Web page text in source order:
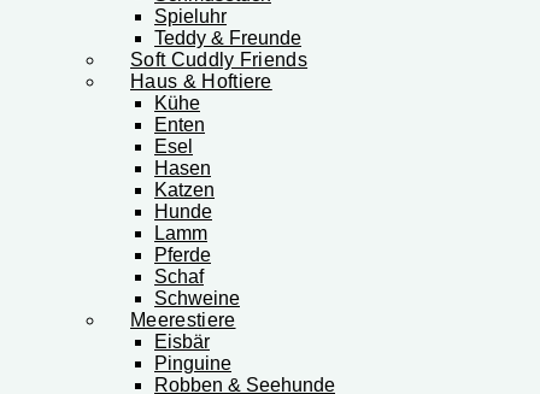
Spieluhr
Teddy & Freunde
Soft Cuddly Friends
Haus & Hoftiere
Kühe
Enten
Esel
Hasen
Katzen
Hunde
Lamm
Pferde
Schaf
Schweine
Meerestiere
Eisbär
Pinguine
Robben & Seehunde